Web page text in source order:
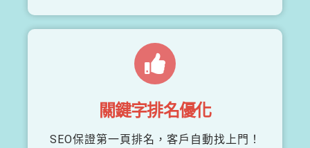
關鍵字排名優化
SEO保證第一頁排名，客戶自動找上門！